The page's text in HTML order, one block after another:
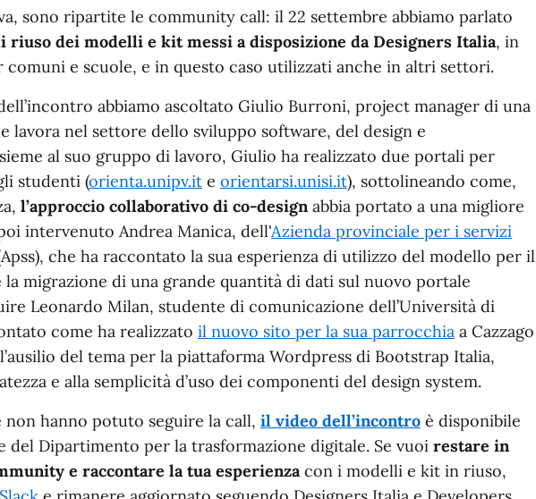
sono ripartite le community call: il 22 settembre abbiamo parlato
riuso dei modelli e kit messi a disposizione da Designers Italia, in
comuni e scuole, e in questo caso utilizzati anche in altri settori.
abbiamo ascoltato Giulio Burroni, project manager di una
lavora nel settore dello sviluppo software, del design e
al suo gruppo di lavoro, Giulio ha realizzato due portali per
studenti (orienta.unipv.it e orientarsi.unisi.it), sottolineando come,
l’approccio collaborativo di co-designabbia portato a una migliore
intervenuto Andrea Manica, dell'Azienda provinciale per i servizi
che ha raccontato la sua esperienza di utilizzo del modello per il
la migrazione di una grande quantità di dati sul nuovo portale
Leonardo Milan, studente di comunicazione dell’Università di
come ha realizzato il nuovo sito per la sua parrocchia a Cazzago
del tema per la piattaforma Wordpress di Bootstrap Italia,
e alla semplicità d’uso dei componenti del design system.
hanno potuto seguire la call, il video dell’incontro è disponibile
del Dipartimento per la trasformazione digitale. Se vuoi restare in
e raccontare la tua esperienzacon i modelli e kit in riuso,